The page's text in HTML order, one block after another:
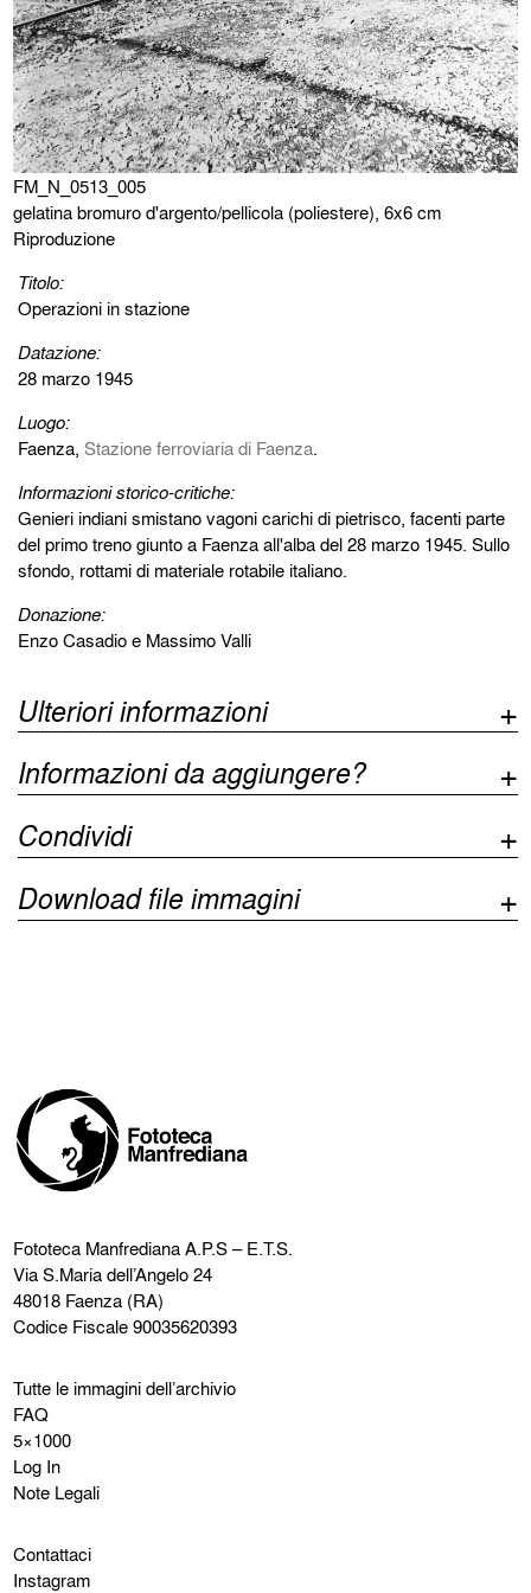
FM_N_0513_005
gelatina bromuro d'argento/pellicola (poliestere), 6x6 cm
Riproduzione
Titolo:
Operazioni in stazione
Datazione:
28 marzo 1945
Luogo:
Faenza, Stazione ferroviaria di Faenza.
Informazioni storico-critiche:
Genieri indiani smistano vagoni carichi di pietrisco, facenti parte
del primo treno giunto a Faenza all'alba del 28 marzo 1945. Sullo
sfondo, rottami di materiale rotabile italiano.
Donazione:
Enzo Casadio e Massimo Valli
Ulteriori informazioni
Informazioni da aggiungere?
Condividi
Download file immagini
Fototeca ManfredianaA.P.S – E.T.S.
Via S.Maria dell’Angelo 24
48018 Faenza (RA)
Codice Fiscale 90035620393
Tutte le immagini dell’archivio
FAQ
5×1000
Log In
Note Legali
Contattaci
Instagram